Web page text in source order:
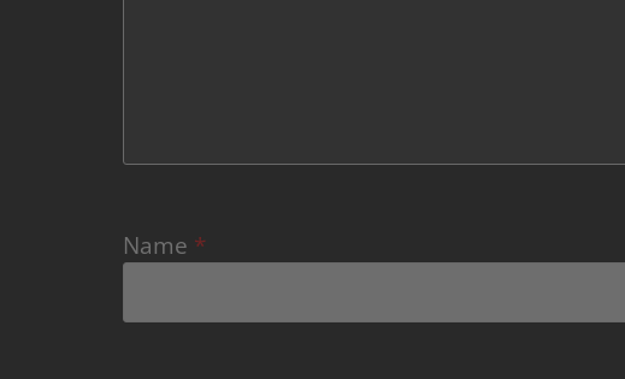
Name *